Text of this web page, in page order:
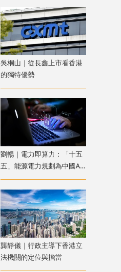
吳桐山｜從長鑫上市看香港
的獨特優勢
劉暢｜電力即算力：「十五
五」能源電力規劃為中國AI
競爭築起成本防線
龔靜儀｜行政主導下香港立
法機關的定位與擔當